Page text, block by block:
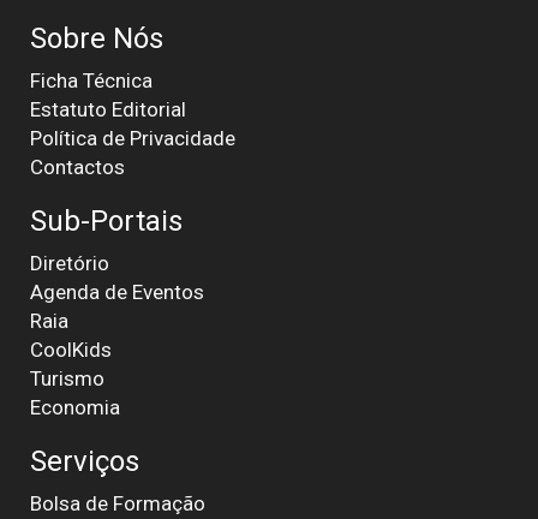
Sobre Nós
Ficha Técnica
Estatuto Editorial
Política de Privacidade
Contactos
Sub-Portais
Diretório
Agenda de Eventos
Raia
CoolKids
Turismo
Economia
Serviços
Bolsa de Formação